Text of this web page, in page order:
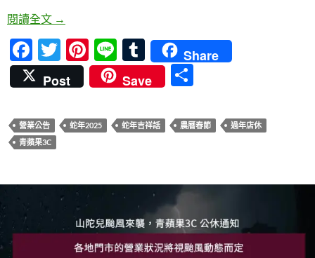
k
閱讀全文 青蘋果3C 2025春節店休公告：1/28-1/31春節公休 (
→
F
ac
e
b
o
k
T
w
itt
er
Pi
nt
er
es
t
Li
n
e
T
u
m
bl
r
Share
Post
Save
營業公告 蛇年2025 蛇年吉祥話 農曆春節
過年店休
青蘋果3C